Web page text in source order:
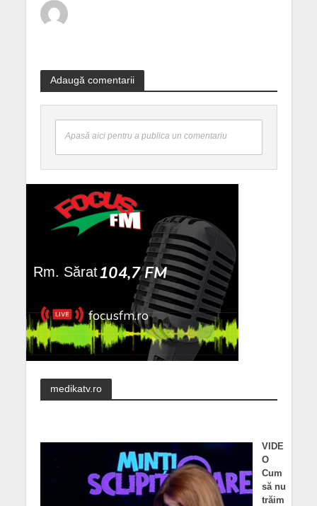
Adaugă comentarii
Apasă aici pentru a publica un comentariu
medikatv.ro
VIDE
O
Cum
să nu
trăim